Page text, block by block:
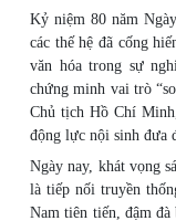
Kỷ niệm 80 năm
các thế hệ đã cống
văn hóa trong sự
chứng minh vai trò
Chủ tịch Hồ Chí
động lực nội sinh đưa
Ngày nay, khát vọng
là tiếp nối truyền
Nam tiên tiến, đậm đà